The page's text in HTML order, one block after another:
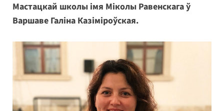
Мастацкай школы імя Міколы Равенскага ў
Варшаве Галіна Казіміроўская.